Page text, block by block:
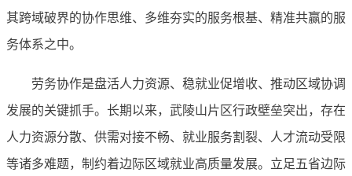
其跨域破界的协作思维、多维夯实的服务根基、精准共赢的服
务体系之中。
劳务协作是盘活人力资源、稳就业促增收、推动区域协调
发展的关键抓手。长期以来，武陵山片区行政壁垒突出，存在
人力资源分散、供需对接不畅、就业服务割裂、人才流动受限
等诸多难题，制约着边际区域就业高质量发展。立足五省边际